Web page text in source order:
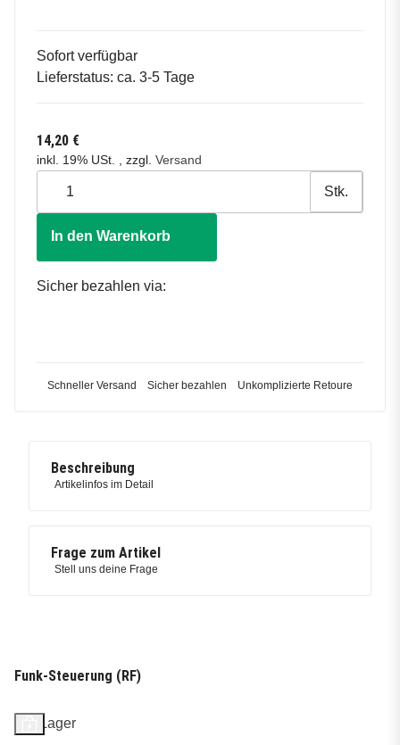
Sofort verfügbar
Lieferstatus: ca. 3-5 Tage
14,20 €
inkl. 19% USt. , zzgl. Versand
Stk.
In den Warenkorb
Sicher bezahlen via:
Schneller Versand Sicher bezahlen Unkomplizierte Retoure
Beschreibung
Artikelinfos im Detail
Frage zum Artikel
Stell uns deine Frage
Funk-Steuerung (RF)
Auf Lager